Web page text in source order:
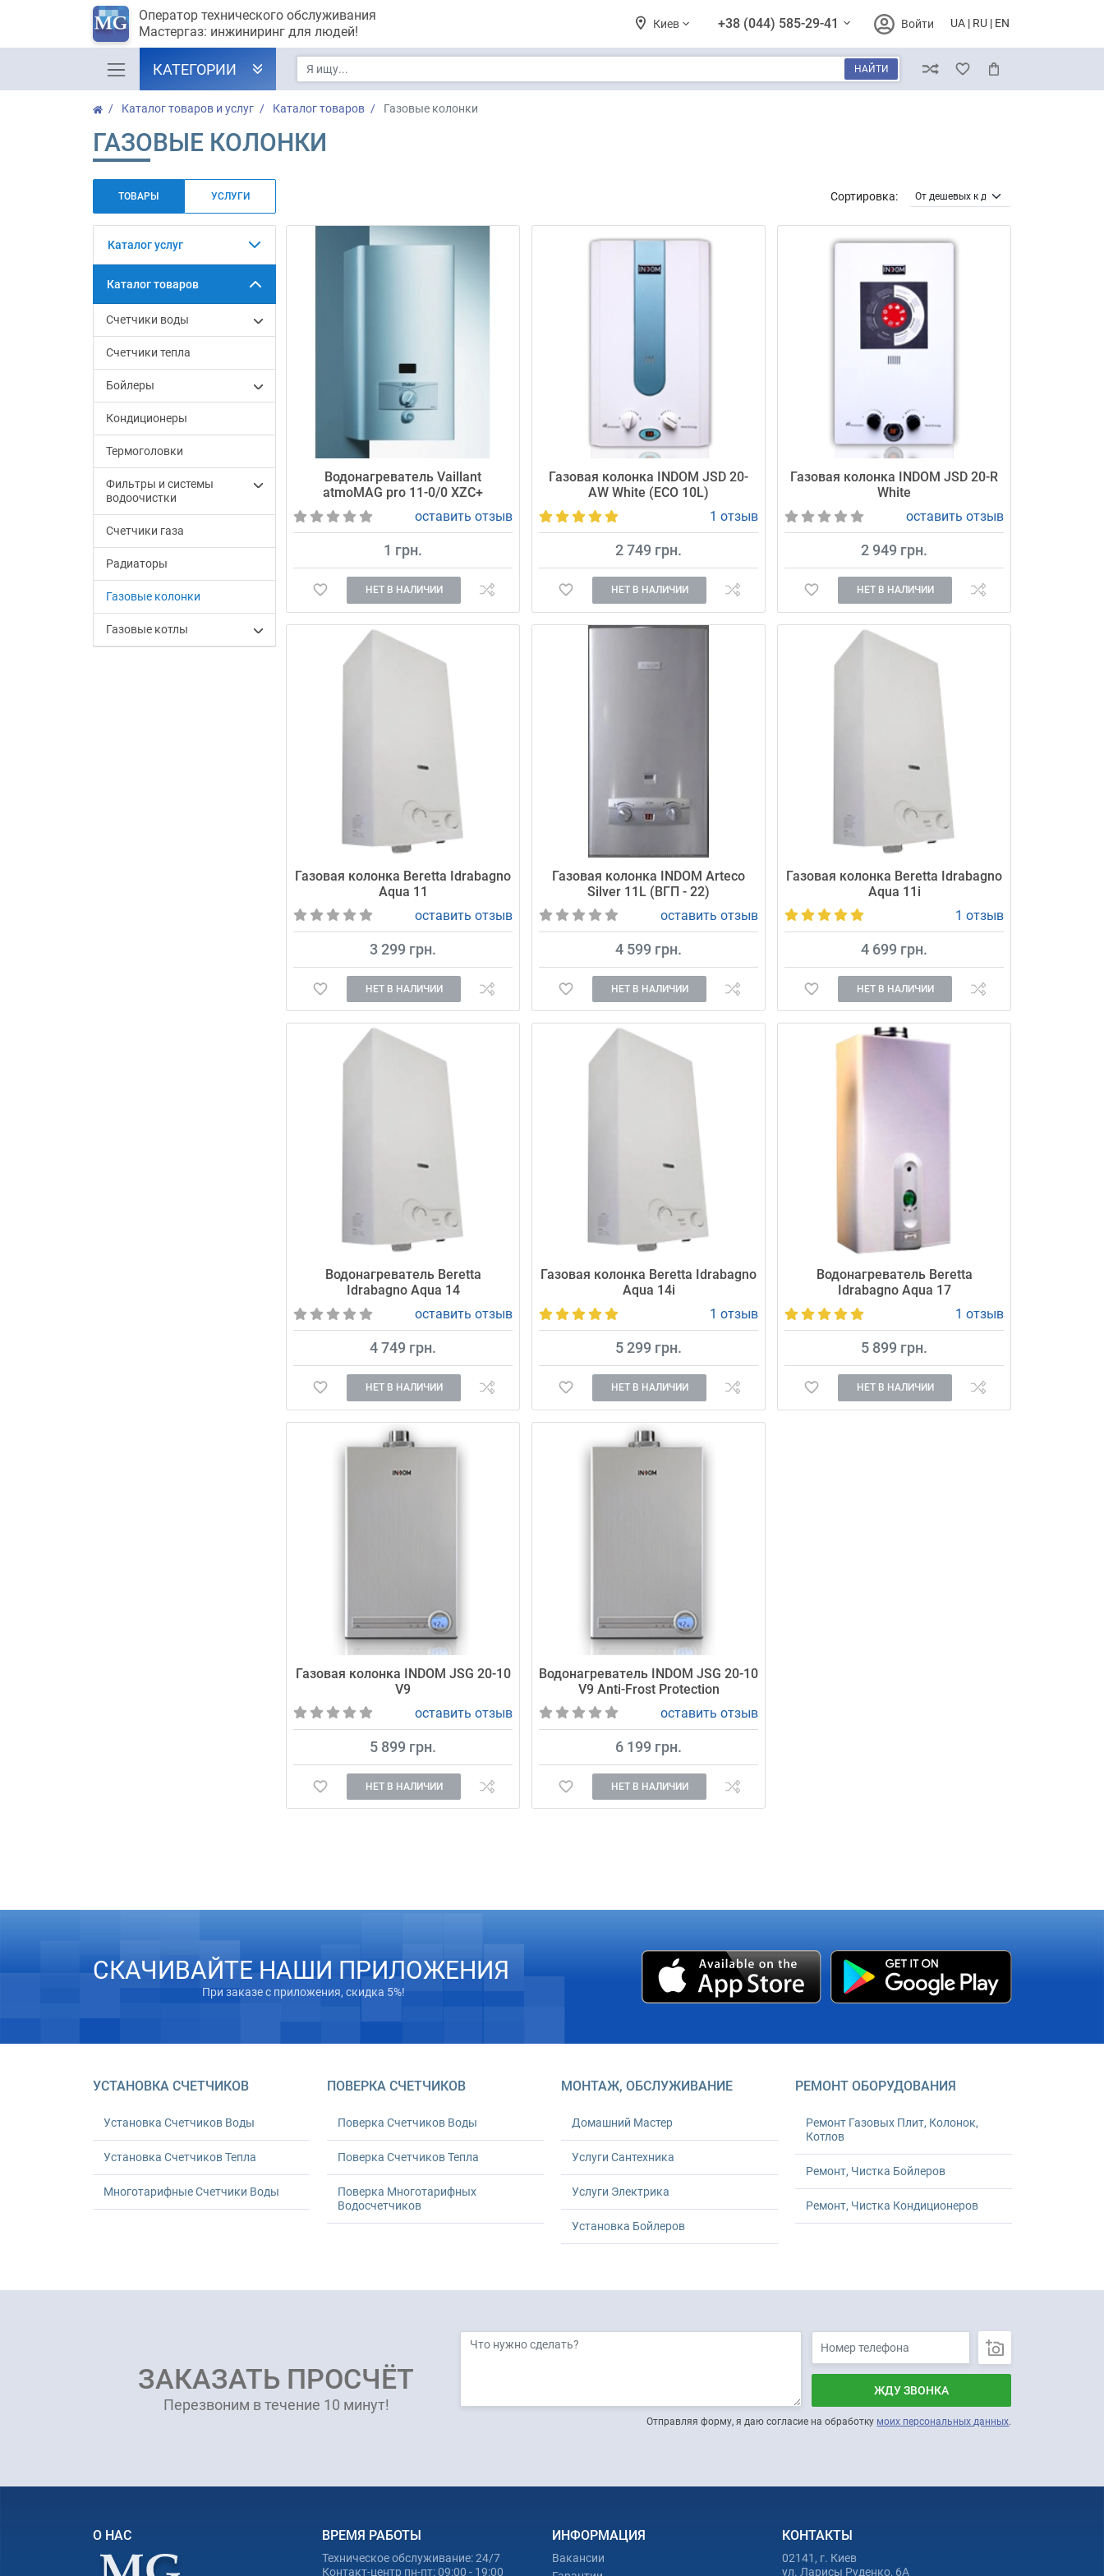
Оператор технического обслуживания
Мастергаз: инжиниринг для людей!
Киев +38 (044) 585-29-41 Войти UA RU EN
КАТЕГОРИИ НАЙТИ СравнениеИзбранноеКорзина
Каталог товаров и услуг Каталог товаров Газовые колонки
ГАЗОВЫЕ КОЛОНКИ
ТОВАРЫ УСЛУГИ
Каталог услуг
Каталог товаров
Счетчики воды
Счетчики тепла
Бойлеры
Кондиционеры
Термоголовки
Фильтры и системы
водоочистки
Счетчики газа
Радиаторы
Газовые колонки
Газовые котлы
Сортировка:
Водонагреватель Vaillant
atmoMAG pro 11-0/0 XZC+
оставить отзыв
1 грн.
НЕТ В НАЛИЧИИ
Газовая колонка INDOM JSD 20-
AW White (ECO 10L)
1 отзыв
2 749 грн.
НЕТ В НАЛИЧИИ
Газовая колонка INDOM JSD 20-R
White
оставить отзыв
2 949 грн.
НЕТ В НАЛИЧИИ
Газовая колонка Beretta Idrabagno
Aqua 11
оставить отзыв
3 299 грн.
НЕТ В НАЛИЧИИ
Газовая колонка INDOM Arteco
Silver 11L (ВГП - 22)
оставить отзыв
4 599 грн.
НЕТ В НАЛИЧИИ
Газовая колонка Beretta Idrabagno
Aqua 11i
1 отзыв
4 699 грн.
НЕТ В НАЛИЧИИ
Водонагреватель Beretta
Idrabagno Aqua 14
оставить отзыв
4 749 грн.
НЕТ В НАЛИЧИИ
Газовая колонка Beretta Idrabagno
Aqua 14i
1 отзыв
5 299 грн.
НЕТ В НАЛИЧИИ
Водонагреватель Beretta
Idrabagno Aqua 17
1 отзыв
5 899 грн.
НЕТ В НАЛИЧИИ
Газовая колонка INDOM JSG 20-10
V9
оставить отзыв
5 899 грн.
НЕТ В НАЛИЧИИ
Водонагреватель INDOM JSG 20-10
V9 Anti-Frost Protection
оставить отзыв
6 199 грн.
НЕТ В НАЛИЧИИ
СКАЧИВАЙТЕ НАШИ ПРИЛОЖЕНИЯ
При заказе с приложения, скидка 5%!
УСТАНОВКА СЧЕТЧИКОВ
Установка Счетчиков Воды
Установка Счетчиков Тепла
Многотарифные Счетчики Воды
ПОВЕРКА СЧЕТЧИКОВ
Поверка Счетчиков Воды
Поверка Счетчиков Тепла
Поверка Многотарифных
Водосчетчиков
МОНТАЖ, ОБСЛУЖИВАНИЕ
Домашний Мастер
Услуги Сантехника
Услуги Электрика
Установка Бойлеров
РЕМОНТ ОБОРУДОВАНИЯ
Ремонт Газовых Плит, Колонок,
Котлов
Ремонт, Чистка Бойлеров
Ремонт, Чистка Кондиционеров
ЗАКАЗАТЬ ПРОСЧЁТ
Перезвоним в течение 10 минут!
ЖДУ ЗВОНКА
Отправляя форму, я даю согласие на обработку моих персональных данных.
О НАС ВРЕМЯ РАБОТЫ
Техническое обслуживание: 24/7
Контакт-центр пн-пт: 09:00 - 19:00
ИНФОРМАЦИЯ
Вакансии
КОНТАКТЫ
02141, г. Киев
ул. Ларисы Руденко, 6А